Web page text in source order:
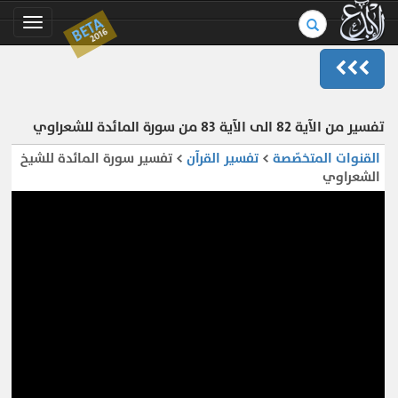
BETA
2016
بحث
في
الموسوعة..
تفسير من الآية 82 الى الآية 83 من سورة المائدة للشعراوي
القنوات المتخصّصة > تفسير القرآن > تفسير سورة المائدة للشيخ
الشعراوي